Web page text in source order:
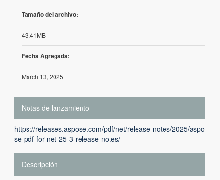
Tamaño del archivo:
43.41MB
Fecha Agregada:
March 13, 2025
Notas de lanzamiento
https://releases.aspose.com/pdf/net/release-notes/2025/aspo
se-pdf-for-net-25-3-release-notes/
Descripción